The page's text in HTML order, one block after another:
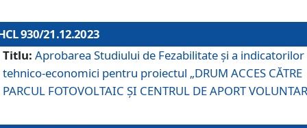
930/21.12.2023
Titlu: Aprobarea Studiului de Fezabilitate și a indicatorilor
tehnico-economici pentru proiectul „DRUM ACCES CĂTRE
PARCUL FOTOVOLTAIC ȘI CENTRUL DE APORT